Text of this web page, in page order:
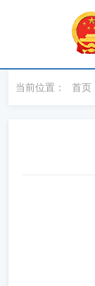
当前位置： 首页